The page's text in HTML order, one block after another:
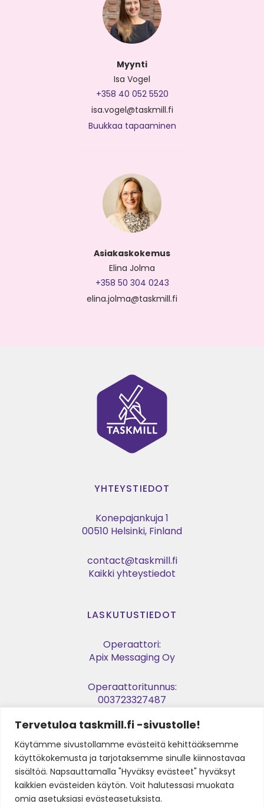
Tervetuloa taskmill.fi -sivustolle!
Käytämme sivustollamme evästeitä kehittääksemme
käyttökokemusta ja tarjotaksemme sinulle kiinnostavaa
sisältöä. Napsauttamalla "Hyväksy evästeet" hyväksyt
kaikkien evästeiden käytön. Voit halutessasi muokata
omia asetuksiasi evästeasetuksista.
Myynti
Isa Vogel
+358 40 052 5520
isa.vogel@taskmill.fi
Buukkaa tapaaminen
Asiakaskokemus
Elina Jolma
+358 50 304 0243
elina.jolma@taskmill.fi
YHTEYSTIEDOT
Konepajankuja 1
00510 Helsinki, Finland
contact@taskmill.fi
Kaikki yhteystiedot
LASKUTUSTIEDOT
Operaattori:
Apix Messaging Oy
Operaattoritunnus:
003723327487
Verkkolaskuosoite:
003729053974
Y-tunnus:
2905397-4